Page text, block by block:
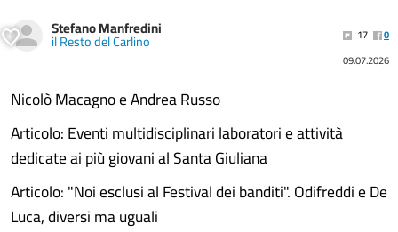
Stefano Manfredini
il Resto del Carlino 17
0
09.07.2026
Nicolò Macagno e Andrea Russo
Articolo: Eventi multidisciplinari laboratori e attività
dedicate ai più giovani al Santa Giuliana
Articolo: "Noi esclusi al Festival dei banditi". Odifreddi e De
Luca, diversi ma uguali